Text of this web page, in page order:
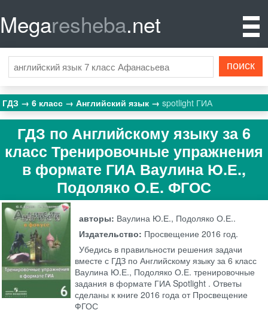
Megaresheba.net
ГДЗ 6 класс Английский язык spotlight ГИА
ГДЗ по Английскому языку за 6
класс Тренировочные упражнения
в формате ГИА Ваулина Ю.Е.,
Подоляко О.Е. ФГОС
авторы: Ваулина Ю.Е., Подоляко О.Е..
Издательство: Просвещение 2016 год.
Убедись в правильности решения задачи
вместе с ГДЗ по Английскому языку за 6 класс
Ваулина Ю.Е., Подоляко О.Е. тренировочные
задания в формате ГИА Spotlight . Ответы
сделаны к книге 2016 года от Просвещение
ФГОС